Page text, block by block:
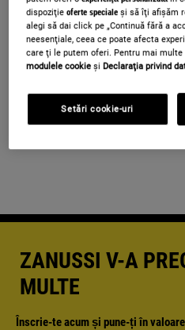
Pentru informaţii despre
prelucrăm datele tale cu
rugăm să consulţi
ZANUSSI V-A
MULTE
Înscrie-te acum și pune-ți în
dispoziţieoferte speciale și să îţi afișăm
alegi să dai click pe „Continuă fără a
neesenţiale, ceea ce poate afecta
care ţi le putem oferi. Pentru mai
modulele cookie și Declaraţia privind
Setări cookie-uri